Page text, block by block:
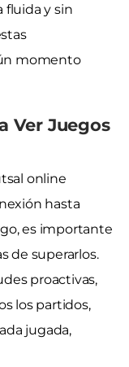
fluida y sin
momento
Ver Juegos
online
hasta
es importante
de superarlos.
proactivas,
los partidos,
jugada,